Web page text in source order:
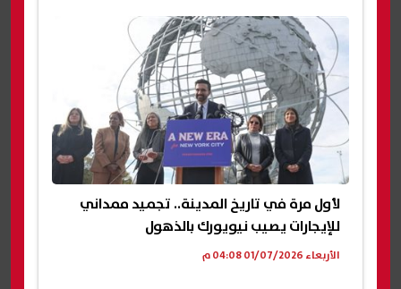
لأول مرة في تاريخ المدينة.. تجميد ممداني
للإيجارات يصيب نيويورك بالذهول
الأربعاء 01/07/2026 04:08 م